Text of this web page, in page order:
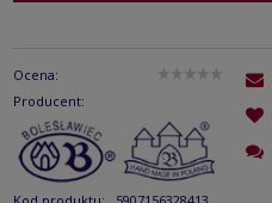
Ocena:
Producent: